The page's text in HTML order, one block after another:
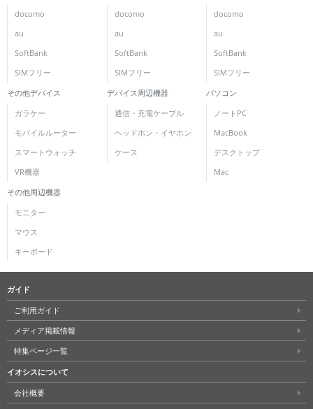
docomo
au
SoftBank
SIMフリー
docomo
au
SoftBank
SIMフリー
docomo
au
SoftBank
SIMフリー
その他デバイス
ガラケー
モバイルルーター
スマートウォッチ
VR機器
デバイス周辺機器
通信・充電ケーブル
ヘッドホン・イヤホン
ケース
パソコン
ノートPC
MacBook
デスクトップ
Mac
その他周辺機器
モニター
マウス
キーボード
ガイド
ご利用ガイド
メディア掲載情報
特集ページ一覧
イオシスについて
会社概要